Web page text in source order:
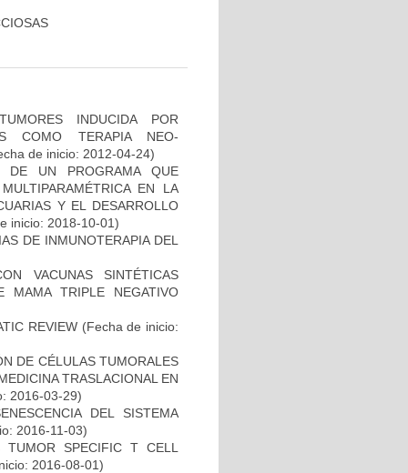
INDUCIDA POR
COMO TERAPIA NEO-
de inicio: 2012-04-24)
DE UN PROGRAMA QUE
EN LA
Y EL DESARROLLO
inicio: 2018-10-01)
DE INMUNOTERAPIA DEL
VACUNAS SINTÉTICAS
MAMA TRIPLE NEGATIVO
REVIEW (Fecha de inicio:
DE CÉLULAS TUMORALES
TRASLACIONAL EN
2016-03-29)
DEL SISTEMA
2016-11-03)
TUMOR SPECIFIC T CELL
2016-08-01)